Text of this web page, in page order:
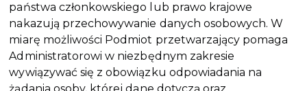
państwa członkowskiego lub prawo krajowe
nakazują przechowywanie danych osobowych. W
miarę możliwości Podmiot przetwarzający pomaga
Administratorowi w niezbędnym zakresie
wywiązywać się z obowiązku odpowiadania na